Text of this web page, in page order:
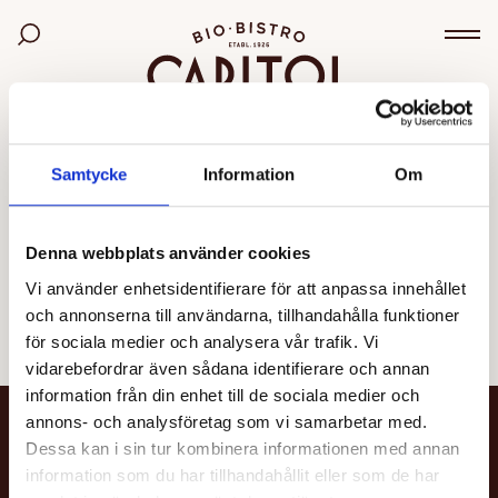
Samtycke Information Om
Denna webbplats använder cookies
Vi använder enhetsidentifierare för att anpassa innehållet
och annonserna till användarna, tillhandahålla funktioner
för sociala medier och analysera vår trafik. Vi
vidarebefordrar även sådana identifierare och annan
information från din enhet till de sociala medier och
annons- och analysföretag som vi samarbetar med.
Dessa kan i sin tur kombinera informationen med annan
information som du har tillhandahållit eller som de har
Bio Capitol
Sök bland filmer
OGILTIG VISNING
längre att boka.
Se alla filmer
NYHETSBREV